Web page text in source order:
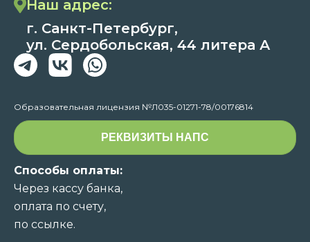
Наш адрес:
г. Санкт-Петербург,
ул. Сердобольская, 44 литера А
Образовательная лицензия №Л035-01271-78/00176814
РЕКВИЗИТЫ НАПС
Способы оплаты:
Через кассу банка,
оплата по счету,
по ссылке.